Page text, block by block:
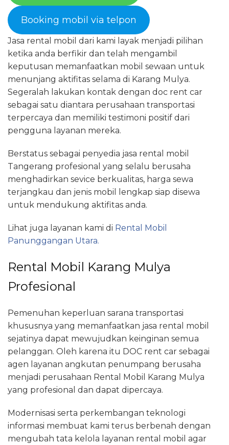
Booking mobil via telpon
Jasa rental mobil dari kami layak menjadi pilihan
ketika anda berfikir dan telah mengambil
keputusan memanfaatkan mobil sewaan untuk
menunjang aktifitas selama di Karang Mulya.
Segeralah lakukan kontak dengan doc rent car
sebagai satu diantara perusahaan transportasi
terpercaya dan memiliki testimoni positif dari
pengguna layanan mereka.
Berstatus sebagai penyedia jasa rental mobil
Tangerang profesional yang selalu berusaha
menghadirkan sevice berkualitas, harga sewa
terjangkau dan jenis mobil lengkap siap disewa
untuk mendukung aktifitas anda.
Lihat juga layanan kami di Rental Mobil
Panunggangan Utara.
Rental Mobil Karang Mulya
Profesional
Pemenuhan keperluan sarana transportasi
khususnya yang memanfaatkan jasa rental mobil
sejatinya dapat mewujudkan keinginan semua
pelanggan. Oleh karena itu DOC rent car sebagai
agen layanan angkutan penumpang berusaha
menjadi perusahaan Rental Mobil Karang Mulya
yang profesional dan dapat dipercaya.
Modernisasi serta perkembangan teknologi
informasi membuat kami terus berbenah dengan
mengubah tata kelola layanan rental mobil agar